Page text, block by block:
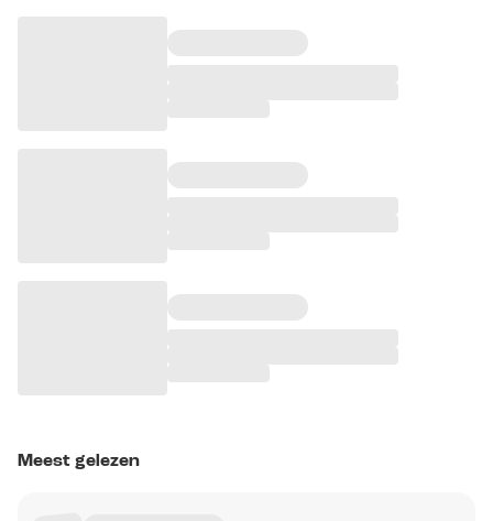
Meest gelezen